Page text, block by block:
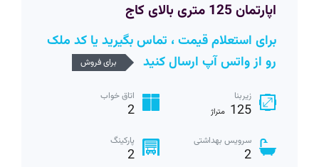
اپارتمان 125 متری بالای کاج
برای استعلام قیمت ، تماس بگیرید یا کد ملک
رو از واتس آپ ارسال کنید
برای فروش
زیربنا
125 متراژ
اتاق خواب
2
سرویس بهداشتی
2
پارکینگ
2